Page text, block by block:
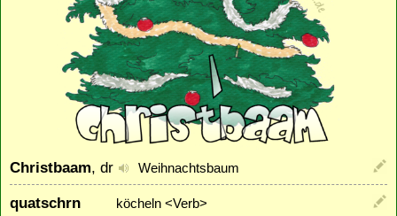
Christbaam, dr Weihnachtsbaum
quatschrn köcheln <Verb>